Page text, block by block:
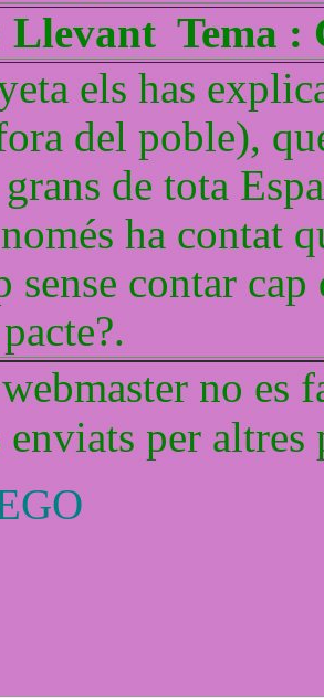
Llevant Tema :
els has
del poble),
de tota
ha contat
sense contar
no es
enviats per altres